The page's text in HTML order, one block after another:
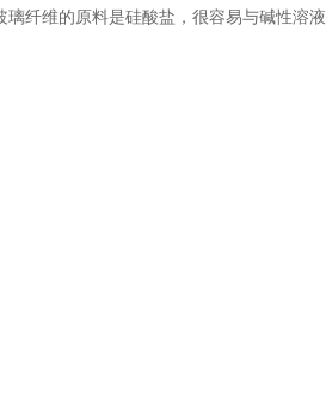
璃纤维的原料是硅酸盐，很容易与碱性溶